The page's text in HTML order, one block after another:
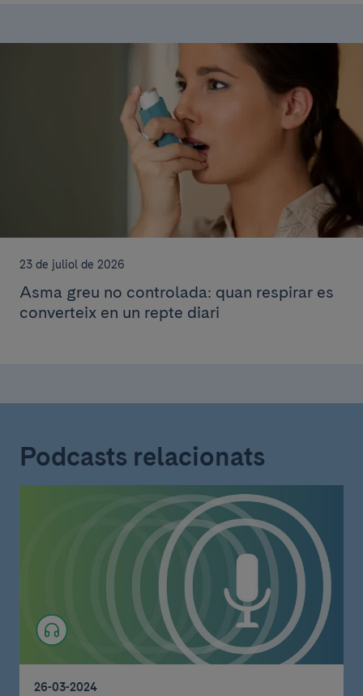
23 de juliol de 2026
Asma greu no controlada: quan respirar es
converteix en un repte diari
Podcasts relacionats
26-03-2024